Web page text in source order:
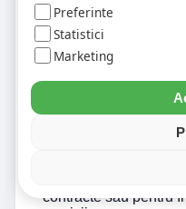
De ce este util să
Cunoașterea codului
nu este utilă doar
interacțiunea cu
contracte sau pentru
Preferinte
Statistici
Marketing